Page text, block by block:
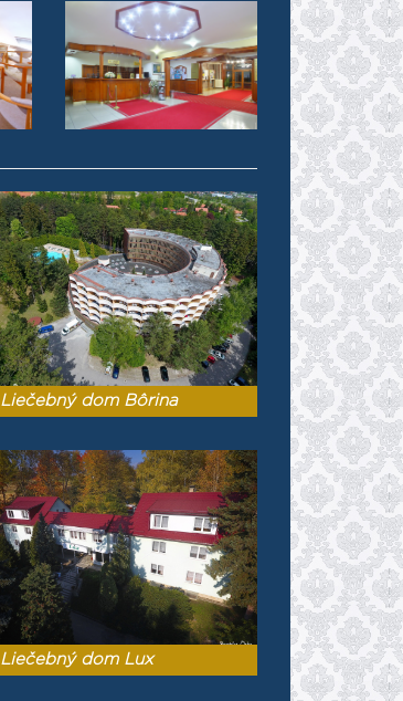
Liečebný dom Bôrina
Liečebný dom Lux